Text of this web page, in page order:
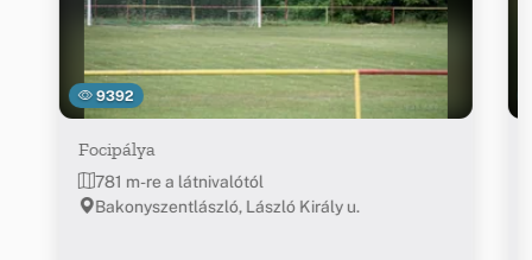
9392
Focipálya
781 m-re a látnivalótól
Bakonyszentlászló, László Király u.